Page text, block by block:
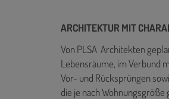
ARCHITEKTUR MIT
Von PLSA Architekten
Lebensräume, im Verbund
Vor- und Rücksprüngen
die je nach